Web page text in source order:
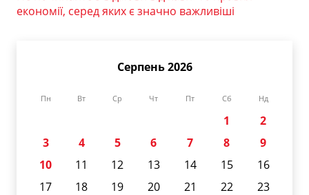
економії, серед яких є значно важливіші
Серпень 2026
Пн Вт Ср Чт Пт Сб Нд
1
2
3
4 5 6 7 8
9
10
11 12 13 14 15
16
17
18 19 20 21 22
23